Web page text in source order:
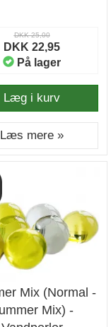
DKK 25,00
DKK 22,95
På lager
Læg i kurv
Læs mere »
Mix (Normal -
Mix) -